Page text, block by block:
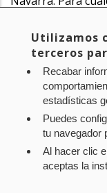
Itxaso Laita
Dirección de
848.420.872
Aviso legal Política
Utilizamos
terceros
Recabar
estadísticas
Puedes
tu navegador
Al hacer clic
aceptas la